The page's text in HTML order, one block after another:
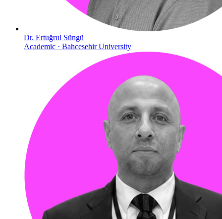
Dr. Ertuğrul Süngü
Academic · Bahcesehir University